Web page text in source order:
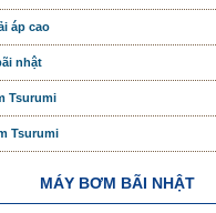
áp cao
nhật
Tsurumi
Tsurumi
MÁY BƠM BÃI NHẬT